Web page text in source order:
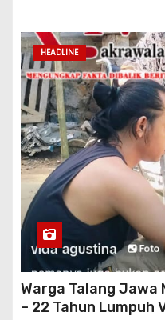
HEADLINE
Warga Talang Jawa
– 22 Tahun Lumpuh